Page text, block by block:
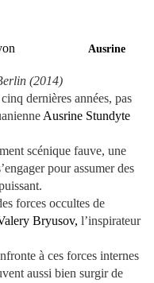
de Lyon Ausrine
(2014)
dernières années, pas
Ausrine Stundyte
scénique fauve, une
pour assumer des
forces occultes de
Bryusov, l’inspirateur
à ces forces internes
aussi bien surgir de